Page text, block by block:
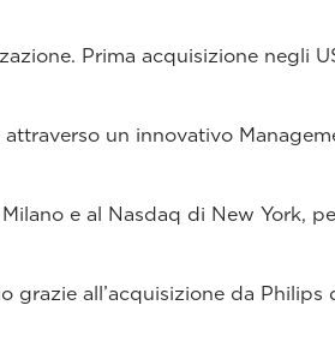
Prima acquisizione negli
un innovativo
e al Nasdaq di New York,
grazie all’acquisizione da